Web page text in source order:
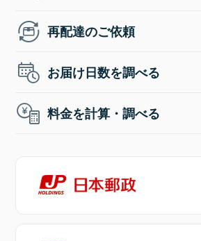
再配達のご依頼
お届け日数を調べる
料金を計算・調べる